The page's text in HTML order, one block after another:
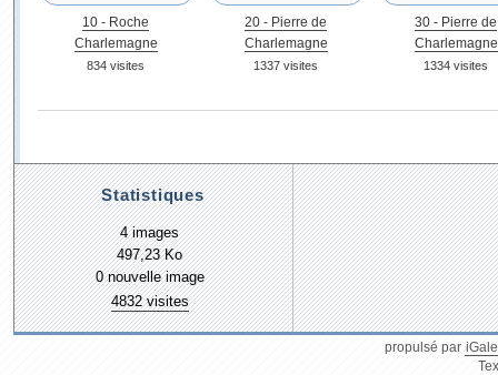
10 - Roche
Charlemagne
834 visites
20 - Pierre de
Charlemagne
1337 visites
30 - Pierre de
Charlemagne
1334 visites
Statistiques
4 images
497,23 Ko
0 nouvelle image
4832 visites
propulsé par